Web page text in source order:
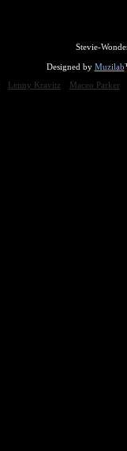
Stevie-
Designed by Muzilab
Lenny Kravitz Maceo Parker